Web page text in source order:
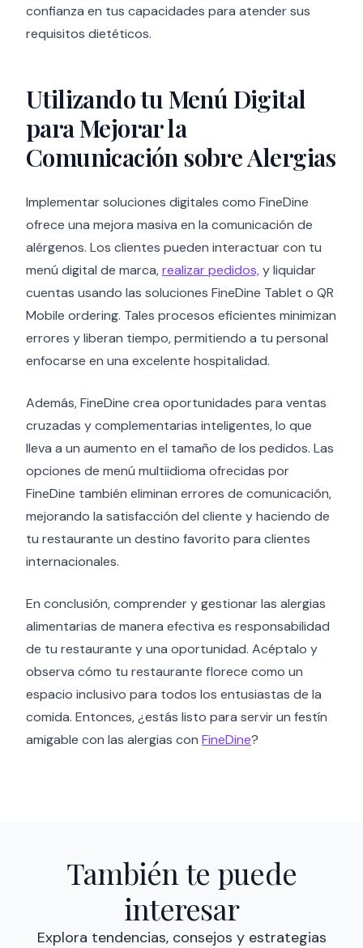
confianza en tus capacidades para atender sus
requisitos dietéticos.
Utilizando tu Menú Digital
para Mejorar la
Comunicación sobre Alergias
Implementar soluciones digitales como FineDine
ofrece una mejora masiva en la comunicación de
alérgenos. Los clientes pueden interactuar con tu
menú digital de marca,realizar pedidos,y liquidar
cuentas usando las soluciones FineDine Tablet o QR
Mobile ordering. Tales procesos eficientes minimizan
errores y liberan tiempo, permitiendo a tu personal
enfocarse en una excelente hospitalidad.
Además, FineDine crea oportunidades para ventas
cruzadas y complementarias inteligentes, lo que
lleva a un aumento en el tamaño de los pedidos. Las
opciones de menú multiidioma ofrecidas por
FineDine también eliminan errores de comunicación,
mejorando la satisfacción del cliente y haciendo de
tu restaurante un destino favorito para clientes
internacionales.
En conclusión, comprender y gestionar las alergias
alimentarias de manera efectiva es responsabilidad
de tu restaurante y una oportunidad. Acéptalo y
observa cómo tu restaurante florece como un
espacio inclusivo para todos los entusiastas de la
comida. Entonces, ¿estás listo para servir un festín
amigable con las alergias con FineDine?
También te puede
interesar
Explora tendencias, consejos y estrategias